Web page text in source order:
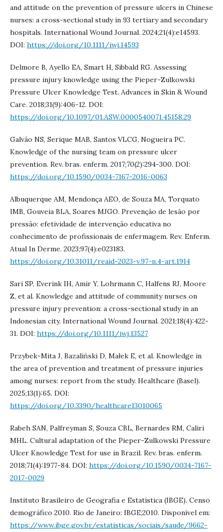
and attitude on the prevention of pressure ulcers in Chinese
nurses: a cross-sectional study in 93 tertiary and secondary
hospitals. International Wound Journal. 2024;21(4):e14593.
DOI: https://doi.org/10.1111/iwj.14593
Delmore B, Ayello EA, Smart H, Sibbald RG. Assessing
pressure injury knowledge using the Pieper-Zulkowski
Pressure Ulcer Knowledge Test. Advances in Skin & Wound
Care. 2018;31(9):406-12. DOI:
https://doi.org/10.1097/01.ASW.0000540071.45158.29
Galvão NS, Serique MAB, Santos VLCG, Nogueira PC.
Knowledge of the nursing team on pressure ulcer
prevention. Rev. bras. enferm. 2017;70(2):294-300. DOI:
https://doi.org/10.1590/0034-7167-2016-0063
Albuquerque AM, Mendonça AEO, de Souza MA, Torquato
IMB, Gouveia BLA, Soares MJGO. Prevenção de lesão por
pressão: efetividade de intervenção educativa no
conhecimento de profissionais de enfermagem. Rev. Enferm.
Atual In Derme. 2023;97(4):e023183.
https://doi.org/10.31011/reaid-2023-v.97-n.4-art.1914
Sari SP, Everink IH, Amir Y, Lohrmann C, Halfens RJ, Moore
Z, et al. Knowledge and attitude of community nurses on
pressure injury prevention: a cross-sectional study in an
Indonesian city. International Wound Journal. 2021;18(4):422-
31. DOI: https://doi.org/10.1111/iwj.13527
Przybek-Mita J, Bazaliński D, Małek E, et al. Knowledge in
the area of prevention and treatment of pressure injuries
among nurses: report from the study. Healthcare (Basel).
2025;13(1):65. DOI:
https://doi.org/10.3390/healthcare13010065
Rabeh SAN, Palfreyman S, Souza CBL, Bernardes RM, Caliri
MHL. Cultural adaptation of the Pieper-Zulkowski Pressure
Ulcer Knowledge Test for use in Brazil. Rev. bras. enferm.
2018;71(4):1977-84. DOI: https://doi.org/10.1590/0034-7167-
2017-0029
Instituto Brasileiro de Geografia e Estatística (IBGE). Censo
demográfico 2010. Rio de Janeiro: IBGE;2010. Disponível em:
https://www.ibge.gov.br/estatisticas/sociais/saude/9662-